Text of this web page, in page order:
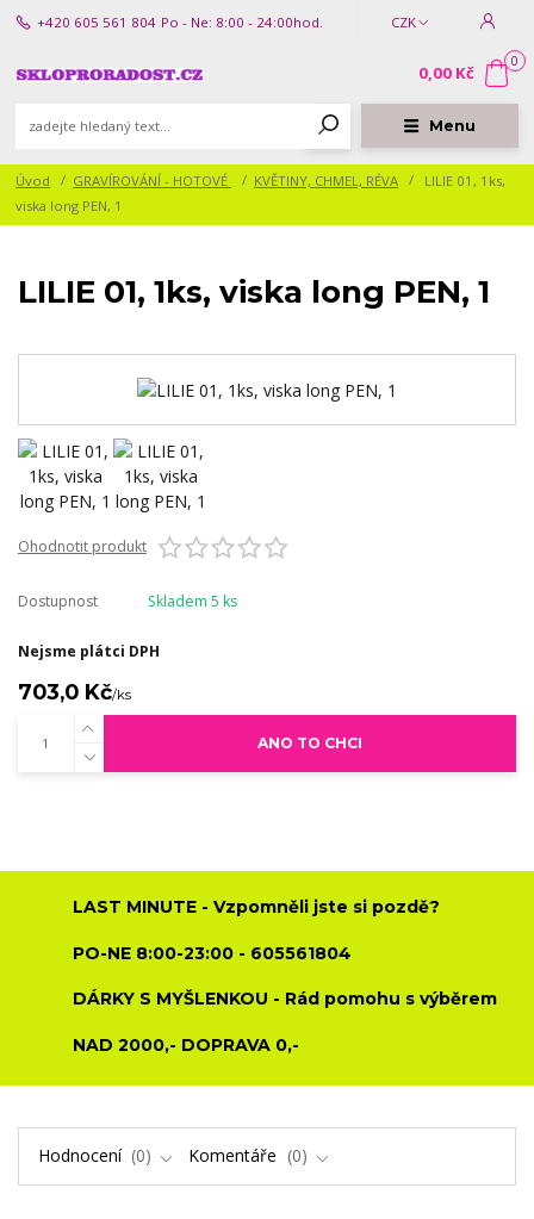
Menu
CZK
+420 605 561 804 Po - Ne: 8:00 - 24:00hod.
0
0,00 Kč
Úvod GRAVÍROVÁNÍ - HOTOVÉ KVĚTINY, CHMEL, RÉVA
LILIE 01, 1ks,
viska long PEN, 1
LILIE 01, 1ks, viska long PEN, 1
Ohodnotit produkt
Dostupnost Skladem 5 ks
Nejsme plátci DPH
703,0 Kč/ks
ANO TO CHCI
LAST MINUTE - Vzpomněli jste si pozdě?
PO-NE 8:00-23:00 - 605561804
DÁRKY S MYŠLENKOU - Rád pomohu s výběrem
NAD 2000,- DOPRAVA 0,-
Hodnocení 0 Komentáře 0